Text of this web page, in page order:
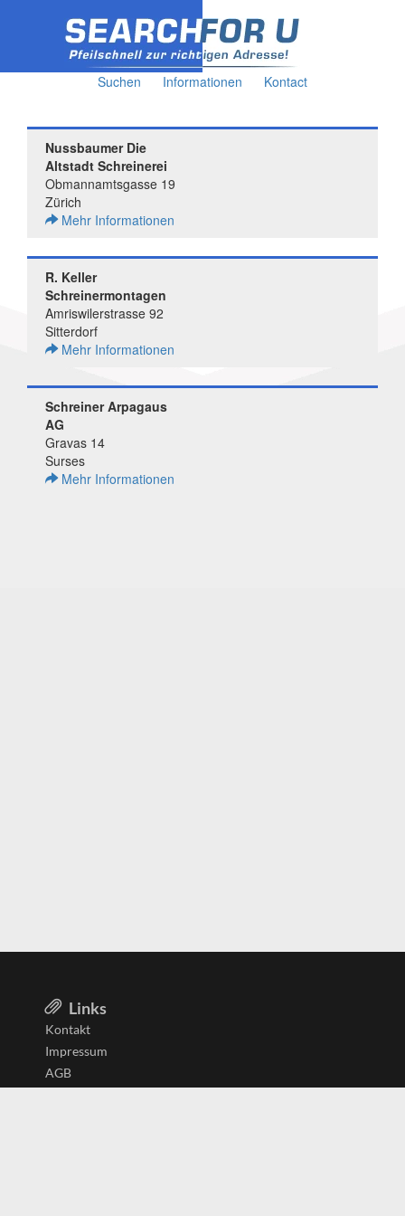
Suchen Informationen Kontact
Nussbaumer Die
Altstadt Schreinerei
Obmannamtsgasse 19
Zürich
Mehr Informationen
R. Keller
Schreinermontagen
Amriswilerstrasse 92
Sitterdorf
Mehr Informationen
Schreiner Arpagaus
AG
Gravas 14
Surses
Mehr Informationen
Links
Kontakt
Impressum
AGB